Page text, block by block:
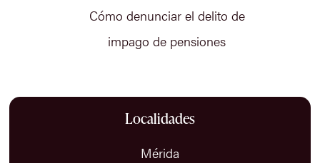
Cómo denunciar el delito de
impago de pensiones
Localidades
Mérida